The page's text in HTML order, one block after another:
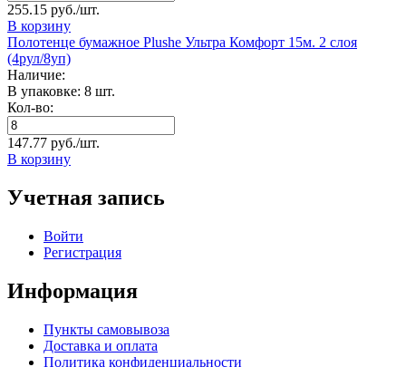
255.15 руб./шт.
В корзину
Полотенце бумажное Plushe Ультра Комфорт 15м. 2 слоя
(4рул/8уп)
Наличие:
В упаковке: 8 шт.
Кол-во:
147.77 руб./шт.
В корзину
Учетная запись
Войти
Регистрация
Информация
Пункты самовывоза
Доставка и оплата
Политика конфиденциальности